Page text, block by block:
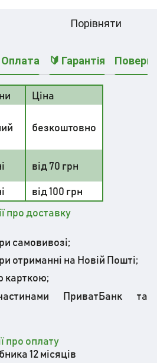
Порівняти
Оплата 🔰 Гарантія
Ціна
безкоштовно
від 70 грн
від 100 грн
про доставку
самовивозі;
отриманні на Новій Пошті;
ПриватБанк та
про оплату
12 місяців